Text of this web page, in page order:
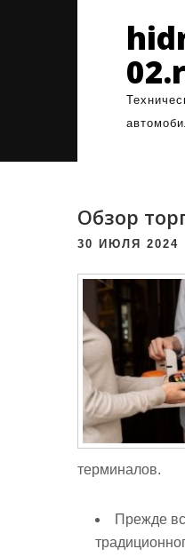
Обзор
30 ИЮЛЯ 2024
терминалов.
Прежде